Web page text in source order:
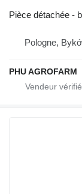
Pièce détachée -
Pologne,
PHU AGROFARM